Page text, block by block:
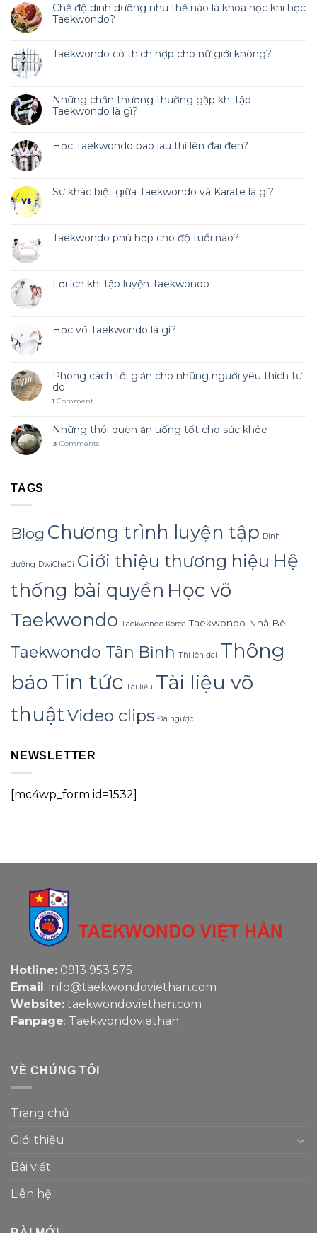
Chế độ dinh dưỡng như thế nào là khoa học khi học
Taekwondo?
Taekwondo có thích hợp cho nữ giới không?
Những chấn thương thường gặp khi tập
Taekwondo là gì?
Học Taekwondo bao lâu thì lên đai đen?
Sự khác biệt giữa Taekwondo và Karate là gì?
Taekwondo phù hợp cho độ tuổi nào?
Lợi ích khi tập luyện Taekwondo
Học võ Taekwondo là gì?
Phong cách tối giản cho những người yêu thích tự
do
1 Comment
Những thói quen ăn uống tốt cho sức khỏe
3 Comments
TAGS
Blog Chương trình luyện tập Dinh
dưỡng DwiChaGi Giới thiệu thương hiệu Hệ
thống bài quyền Học võ
Taekwondo Taekwondo Korea Taekwondo Nhà Bè
Taekwondo Tân Bình Thi lên đai Thông
báoTin tức Tài liệu Tài liệu võ
thuậtVideo clips Đá ngược
NEWSLETTER
[mc4wp_form id=1532]
Hotline: 0913 953 575
Email: info@taekwondoviethan.com
Website: taekwondoviethan.com
Fanpage: Taekwondoviethan
VỀ CHÚNG TÔI
Trang chủ
Giới thiệu
Bài viết
Liên hệ